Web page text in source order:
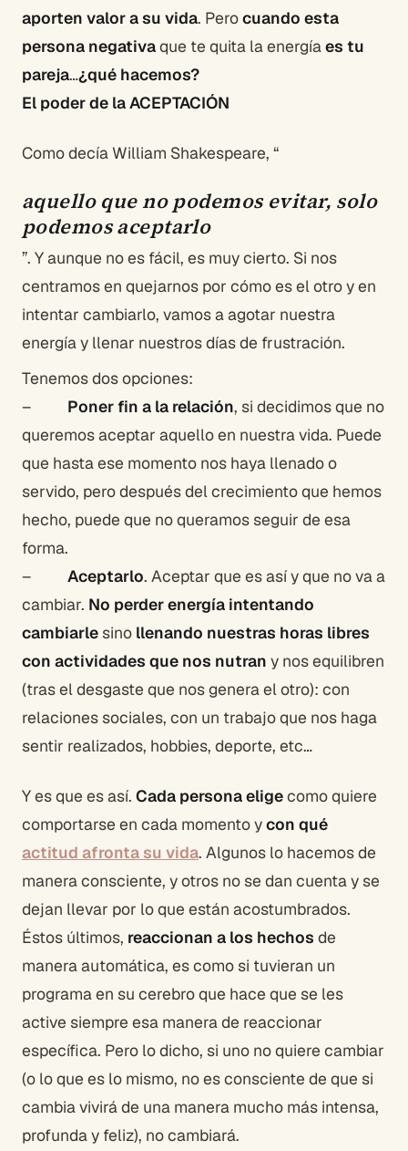
aporten valor a su vida. Perocuando esta
persona negativaque te quita la energíaes tu
pareja…¿qué hacemos?
El poder de la ACEPTACIÓN
Como decía William Shakespeare, “
aquello que no podemos evitar, solo
podemos aceptarlo
”. Y aunque no es fácil, es muy cierto. Si nos
centramos en quejarnos por cómo es el otro y en
intentar cambiarlo, vamos a agotar nuestra
energía y llenar nuestros días de frustración.
Tenemos dos opciones:
– Poner fin a la relación, si decidimos que no
queremos aceptar aquello en nuestra vida. Puede
que hasta ese momento nos haya llenado o
servido, pero después del crecimiento que hemos
hecho, puede que no queramos seguir de esa
forma.
– Aceptarlo. Aceptar que es así y que no va a
cambiar. No perder energía intentando
cambiarlesino llenando nuestras horas libres
con actividades que nos nutran y nos equilibren
(tras el desgaste que nos genera el otro): con
relaciones sociales, con un trabajo que nos haga
sentir realizados, hobbies, deporte, etc…
Y es que es así. Cada persona eligecomo quiere
comportarse en cada momento ycon qué
actitud afronta su vida. Algunos lo hacemos de
manera consciente, y otros no se dan cuenta y se
dejan llevar por lo que están acostumbrados.
Éstos últimos, reaccionan a los hechos de
manera automática, es como si tuvieran un
programa en su cerebro que hace que se les
active siempre esa manera de reaccionar
específica. Pero lo dicho, si uno no quiere cambiar
(o lo que es lo mismo, no es consciente de que si
cambia vivirá de una manera mucho más intensa,
profunda y feliz), no cambiará.